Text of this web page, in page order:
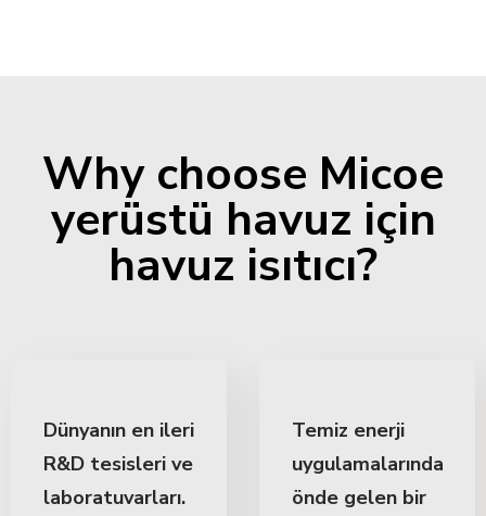
Why choose Micoe
yerüstü havuz için
havuz isıtıcı?
Dünyanın en ileri
R&D tesisleri ve
laboratuvarları.
Temiz enerji
uygulamalarında
önde gelen bir